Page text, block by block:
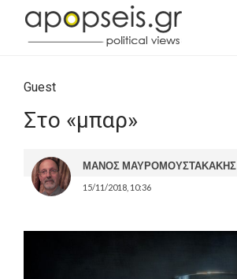
Guest
Στο «μπαρ»
ΜΑΝΟΣ ΜΑΥΡΟΜΟΥΣΤΑΚΑΚΗΣ
15/11/2018, 10:36